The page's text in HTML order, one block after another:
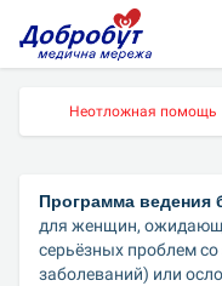
Неотложная помощь
Программа ведения
для женщин,
серьёзных проблем
заболеваний) или